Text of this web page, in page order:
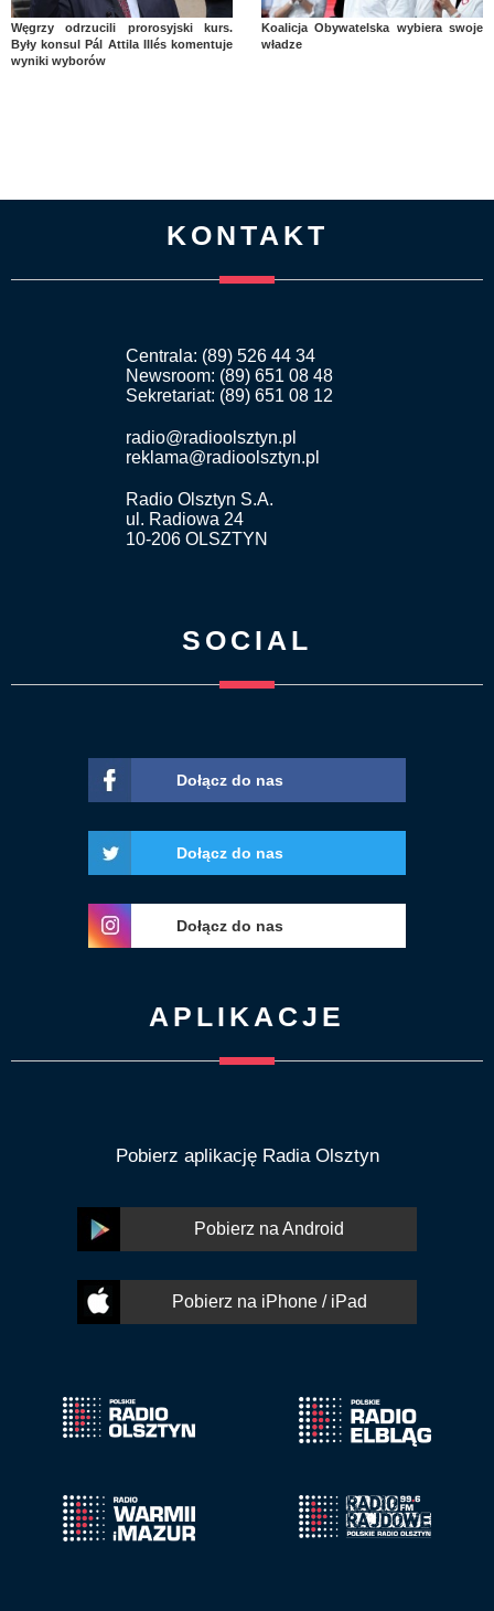
Węgrzy odrzucili prorosyjski kurs.
Były konsul Pál Attila Illés komentuje
wyniki wyborów
Koalicja Obywatelska wybiera swoje
władze
KONTAKT
Centrala: (89) 526 44 34
Newsroom: (89) 651 08 48
Sekretariat: (89) 651 08 12
radio@radioolsztyn.pl
reklama@radioolsztyn.pl
Radio Olsztyn S.A.
ul. Radiowa 24
10-206 OLSZTYN
SOCIAL
Dołącz do nas
Dołącz do nas
Dołącz do nas
APLIKACJE
Pobierz aplikację Radia Olsztyn
Pobierz na Android
Pobierz na iPhone / iPad